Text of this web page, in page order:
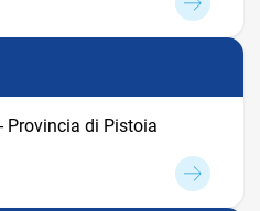
Provincia di Pistoia